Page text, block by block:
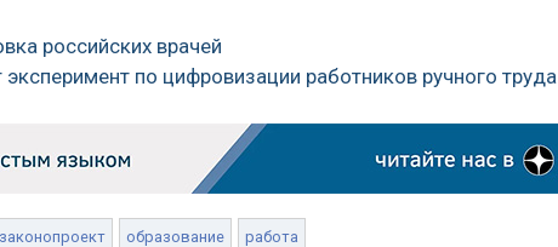
российских врачей
эксперимент по цифровизации работников ручного труда
законопроект образование работа